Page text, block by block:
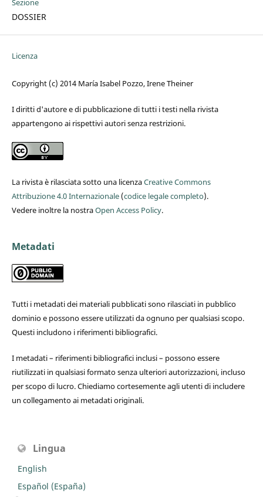
Sezione
DOSSIER
Licenza
Copyright (c) 2014 María Isabel Pozzo, Irene Theiner
I diritti d'autore e di pubblicazione di tutti i testi nella rivista
appartengono ai rispettivi autori senza restrizioni.
La rivista è rilasciata sotto una licenzaCreative Commons
Attribuzione 4.0 Internazionale(codice legale completo).
Vedere inoltre la nostraOpen Access Policy.
Metadati
Tutti i metadati dei materiali pubblicati sono rilasciati in pubblico
dominio e possono essere utilizzati da ognuno per qualsiasi scopo.
Questi includono i riferimenti bibliografici.
I metadati – riferimenti bibliografici inclusi – possono essere
riutilizzati in qualsiasi formato senza ulteriori autorizzazioni, incluso
per scopo di lucro. Chiediamo cortesemente agli utenti di includere
un collegamento ai metadati originali.
Lingua
English
Español (España)